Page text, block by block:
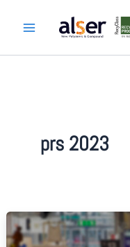
prs 2023